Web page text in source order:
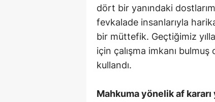
dört bir yanındaki
fevkalade insanlarıyla
bir müttefik. Geçtiğimiz
için çalışma imkanı
kullandı.
Mahkuma yönelik af kararı